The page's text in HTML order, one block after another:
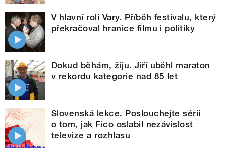
V hlavní roli Vary. Příběh festivalu, který
překračoval hranice filmu i politiky
Dokud běhám, žiju. Jiří uběhl maraton
v rekordu kategorie nad 85 let
Slovenská lekce. Poslouchejte sérii
o tom, jak Fico oslabil nezávislost
televize a rozhlasu